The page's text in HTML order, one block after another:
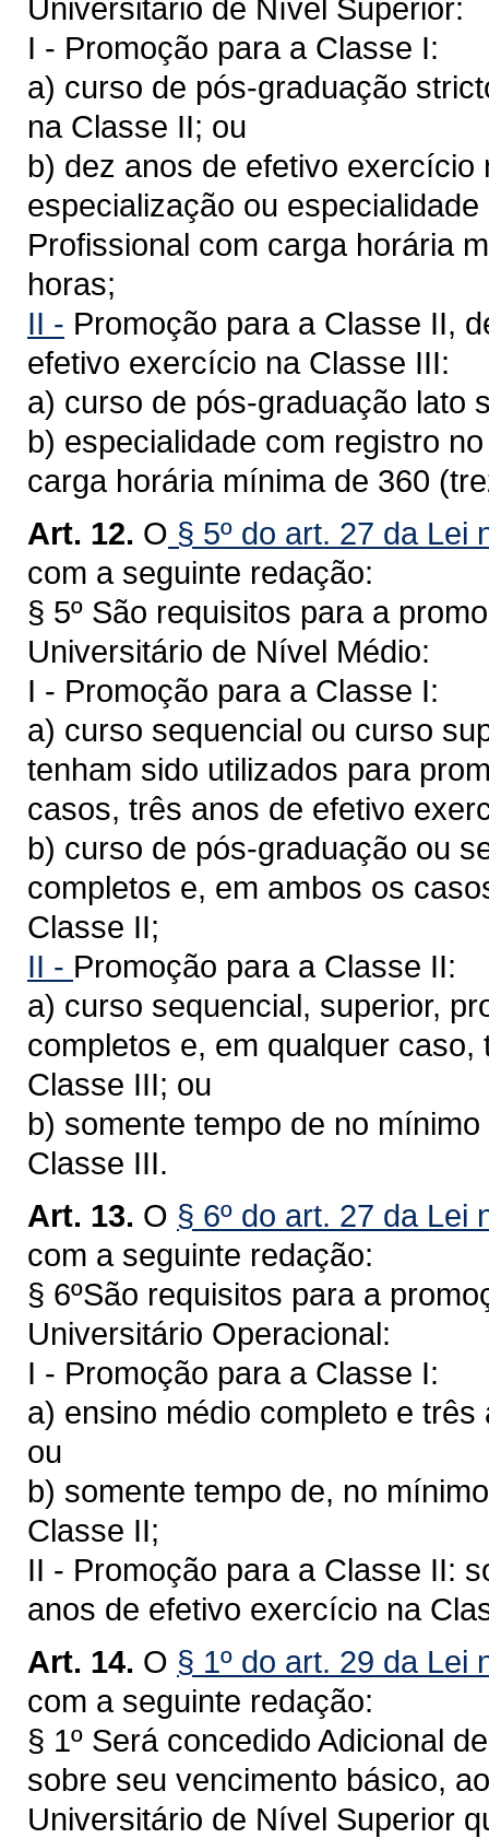
Universitário de Nível Superior:
I - Promoção para a Classe I:
a) curso de pós-graduação
na Classe II; ou
b) dez anos de efetivo
especialização ou
Profissional com carga horária
horas;
II - Promoção para a Classe II,
efetivo exercício na Classe III:
a) curso de pós-graduação lato
b) especialidade com registro
carga horária mínima de 360
Art. 12. O § 5º do art. 27 da Lei
com a seguinte redação:
§ 5º São requisitos para a
Universitário de Nível Médio:
I - Promoção para a Classe I:
a) curso sequencial ou curso
tenham sido utilizados para
casos, três anos de efetivo
b) curso de pós-graduação ou
completos e, em ambos os
Classe II;
II - Promoção para a Classe II:
a) curso sequencial, superior,
completos e, em qualquer
Classe III; ou
b) somente tempo de no
Classe III.
Art. 13. O § 6º do art. 27 da Lei
com a seguinte redação:
§ 6ºSão requisitos para a
Universitário Operacional:
I - Promoção para a Classe I:
a) ensino médio completo e
ou
b) somente tempo de, no
Classe II;
II - Promoção para a Classe II:
anos de efetivo exercício na
Art. 14. O § 1º do art. 29 da Lei
com a seguinte redação:
§ 1º Será concedido Adicional
sobre seu vencimento básico,
Universitário de Nível Superior